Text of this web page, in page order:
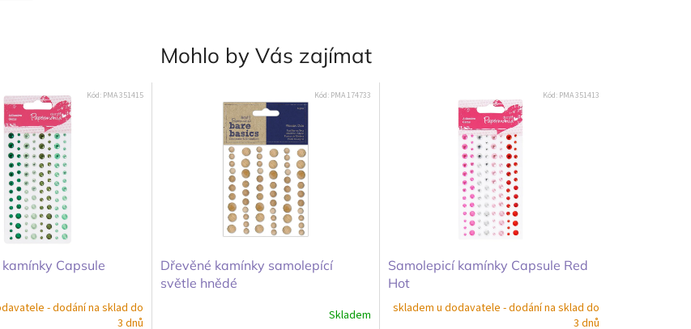
Mohlo by Vás zajímat
Capsule
- dodání na sklad do
3 dnů
Kód: PMA 351415
Dřevěné kamínky samolepící
světle hnědé
Skladem
Kód: PMA 174733
Samolepicí kamínky Capsule Red
Hot
skladem u dodavatele - dodání na sklad do
3 dnů
Kód: PMA 351413